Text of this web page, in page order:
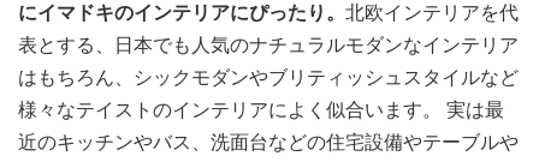
にイマドキのインテリアにぴったり。 北欧インテリアを代
表とする、日本でも人気のナチュラルモダンなインテリア
はもちろん、シックモダンやブリティッシュスタイルなど
様々なテイストのインテリアによく似合います。 実は最
近のキッチンやバス、洗面台などの住宅設備やテーブルや